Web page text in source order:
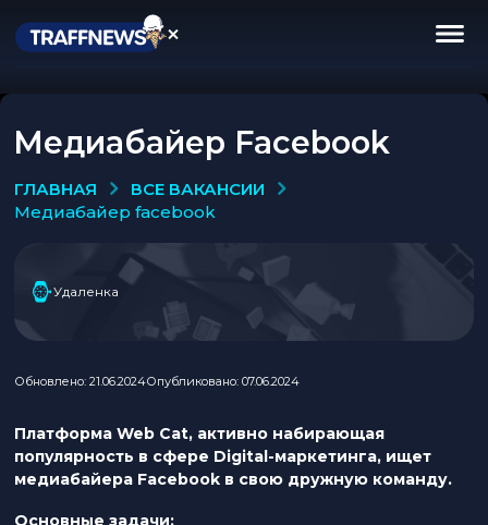
Медиабайер Facebook
ГЛАВНАЯ
ВСЕ ВАКАНСИИ
медиабайер facebook
Удаленка
Обновлено: 21.06.2024Опубликовано: 07.06.2024
Платформа Web Cat, активно набирающая
популярность в сфере Digital-маркетинга, ищет
медиабайера Facebook в свою дружную команду.
Основные задачи: